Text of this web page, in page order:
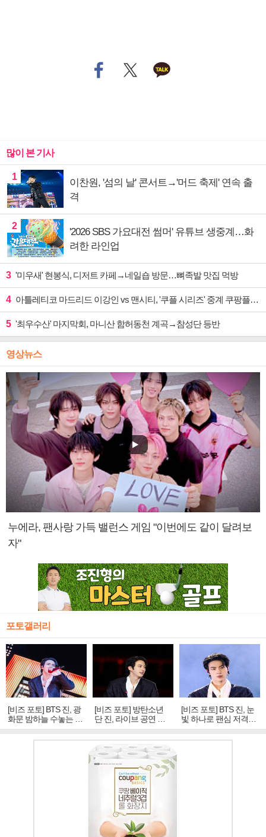
많이 본 기사
1
이찬원, '섬의 날' 콘서트→'머드 축제' 연속 출
격
2
'2026 SBS 가요대전 썸머' 유튜브 생중계…화
려한 라인업
3 '미우새' 현봉식, 디저트 카페→네일숍 방문…뼈족발 맛집 먹방
4 아틀레티코 마드리드 이강인 vs 맨시티, '쿠플 시리즈' 중계 쿠팡플레이
5 '최우수산' 마지막회, 마니산 함허동천 계곡→참성단 등반
영상뉴스
누에라, 팬사랑 가득 밸런스 게임 "이번에도 같이 달려보
자"
포토갤러리
[비즈 포토] BTS 진, 광
화문 밤하늘 수놓는 '비
주얼 킹'의 열창
[비즈 포토] 방탄소년
단 진, 라이브 공연 중
빛나는 독보적 아우라
[비즈 포토] BTS 진, 눈
빛 하나로 팬심 저격…
독보적 카리스마